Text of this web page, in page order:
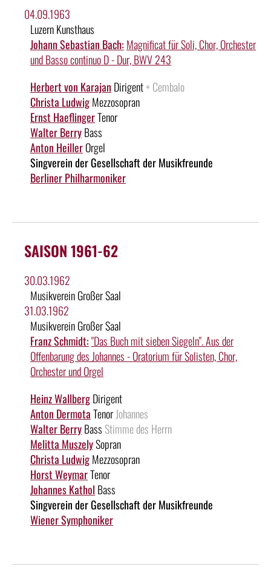
04.09.1963
Luzern Kunsthaus
Johann Sebastian Bach: Magnificat für Soli, Chor, Orchester
und Basso continuo D - Dur, BWV 243
Herbert von Karajan Dirigent+ Cembalo
Christa LudwigMezzosopran
Ernst HaeflingerTenor
Walter BerryBass
Anton HeillerOrgel
Singverein der Gesellschaft der Musikfreunde
Berliner Philharmoniker
SAISON 1961-62
30.03.1962
Musikverein Großer Saal
31.03.1962
Musikverein Großer Saal
Franz Schmidt:"Das Buch mit sieben Siegeln". Aus der
Offenbarung des Johannes - Oratorium für Solisten, Chor,
Orchester und Orgel
Heinz WallbergDirigent
Anton DermotaTenor Johannes
Walter BerryBass Stimme des Herrn
Melitta MuszelySopran
Christa LudwigMezzosopran
Horst WeymarTenor
Johannes Kathol Bass
Singverein der Gesellschaft der Musikfreunde
Wiener Symphoniker